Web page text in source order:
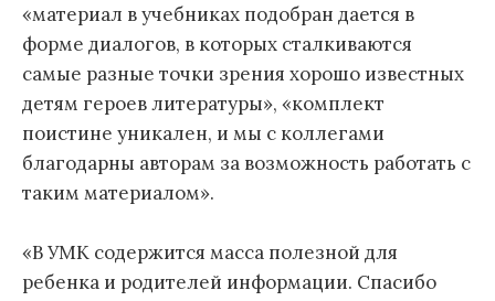
«материал в учебниках подобран дается в
форме диалогов, в которых сталкиваются
самые разные точки зрения хорошо известных
детям героев литературы», «комплект
поистине уникален, и мы с коллегами
благодарны авторам за возможность работать с
таким материалом».
«В УМК содержится масса полезной для
ребенка и родителей информации. Спасибо